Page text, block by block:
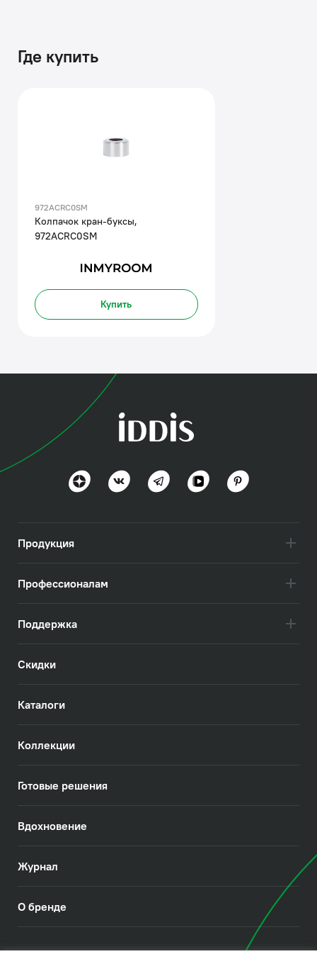
Где купить
972ACRC0SM
Колпачок кран-буксы,
972ACRC0SM
Купить
Продукция
Профессионалам
Поддержка
Скидки
Каталоги
Коллекции
Готовые решения
Вдохновение
Журнал
О бренде